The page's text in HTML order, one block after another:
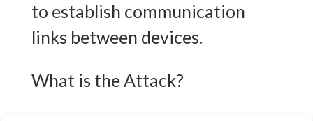
to establish communication
links between devices.
What is the Attack?